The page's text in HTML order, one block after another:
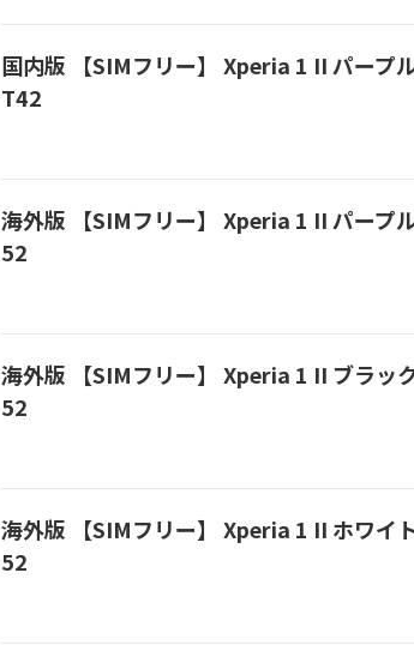
国内版 【SIMフリー】 Xperia 1 II パープ
T42
海外版 【SIMフリー】 Xperia 1 II パープ
52
海外版 【SIMフリー】 Xperia 1 II ブラッ
52
海外版 【SIMフリー】 Xperia 1 II ホワイ
52